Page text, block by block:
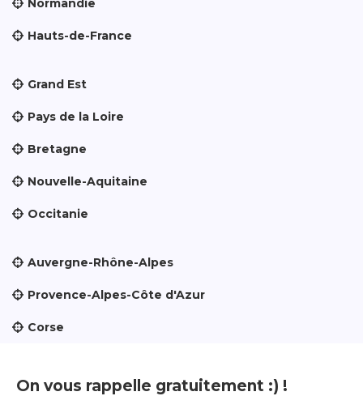
Hauts-de-France
Grand Est
Pays de la Loire
Bretagne
Nouvelle-Aquitaine
Occitanie
Auvergne-Rhône-Alpes
Provence-Alpes-Côte d'Azur
Corse
On vous rappelle gratuitement :) !